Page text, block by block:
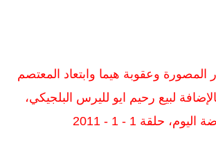
المصورة وعقوبة هيما وابتعاد المعتصم
لبيع رحيم ايو لليرس البلجيكي،
اليوم، حلقة 1 - 1 - 2011